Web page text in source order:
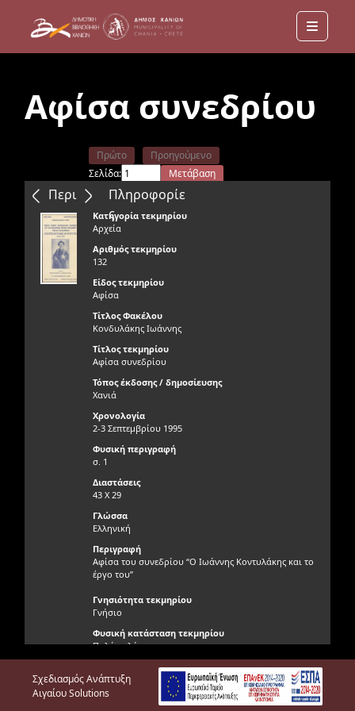
Menu
Αφίσα συνεδρίου
Περιεχόμενα
Πρώτο
Προηγούμενο
Σελίδα:
Μετάβαση
Επόμενο
Τελευταίο
Πληροφορίε
ς
Κατηγορία τεκμηρίου
Αρχεία
Αριθμός τεκμηρίου
132
Είδος τεκμηρίου
Αφίσα
Τίτλος Φακέλου
Κονδυλάκης Ιωάννης
Τίτλος τεκμηρίου
Αφίσα συνεδρίου
Τόπος έκδοσης / δημοσίευσης
Χανιά
Χρονολογία
2-3 Σεπτεμβρίου 1995
Φυσική περιγραφή
σ. 1
Διαστάσεις
43 Χ 29
Γλώσσα
Ελληνική
Περιγραφή
Αφίσα του συνεδρίου “Ο Ιωάννης Κοντυλάκης και το
έργο του”
Γνησιότητα τεκμηρίου
Γνήσιο
Φυσική κατάσταση τεκμηρίου
Πολύ καλή
Θέση τεκμηρίου / Άλμπουμ
Αίθουσα Γεωργουδάκη
Αριθμός εικόνων
Σχεδιασμός Ανάπτυξη
Αιγαίου Solutions